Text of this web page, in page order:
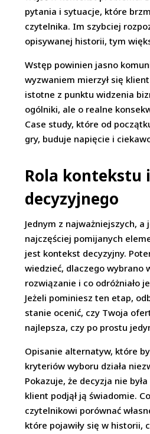
pytania i sytuacje, które
czytelnika. Im szybciej
opisywanej historii, tym
Wstęp powinien jasno
wyzwaniem mierzył się
istotne z punktu widzenia
ogólniki, ale o realne
Case study, które od
gry, buduje napięcie i
Rola kontekstu
decyzyjnego
Jednym z najważniejszych, a
najczęściej pomijanych
jest kontekst decyzyjny.
wiedzieć, dlaczego wybrano
rozwiązanie i co odróżniało
Jeżeli pominiesz ten etap,
stanie ocenić, czy Twoja
najlepsza, czy po prostu
Opisanie alternatyw, które
kryteriów wyboru działa
Pokazuje, że decyzja nie
klient podjął ją świadomie.
czytelnikowi porównać
które pojawiły się w historii,